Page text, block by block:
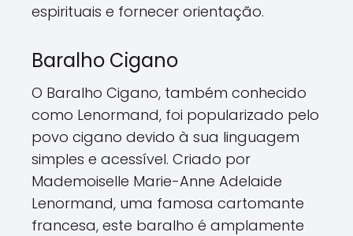
espirituais e fornecer orientação.
Baralho Cigano
O Baralho Cigano, também conhecido
como Lenormand, foi popularizado pelo
povo cigano devido à sua linguagem
simples e acessível. Criado por
Mademoiselle Marie-Anne Adelaide
Lenormand, uma famosa cartomante
francesa, este baralho é amplamente